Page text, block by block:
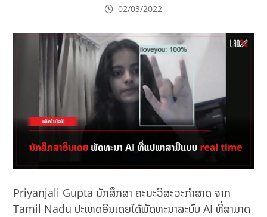
02/03/2022
Priyanjali Gupta ນັກສຶກສາ ຄະນະວິສະວະກໍາສາດ ຈາກ
Tamil Nadu ປະເທດອິນເດຍໄດ້ພັດທະນາລະບົບ AI ທີ່ສາມາດ